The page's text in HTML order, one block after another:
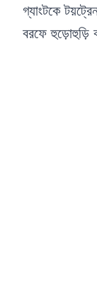
গ্যাংটকে
বরফে হুড়োহুড়ি